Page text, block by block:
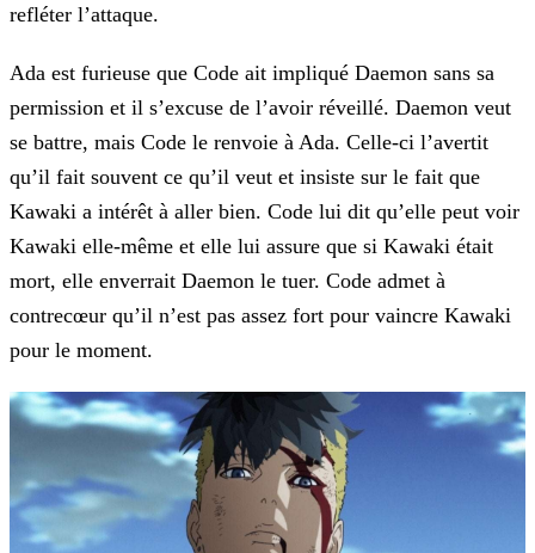
refléter l’attaque.
Ada est furieuse que Code ait impliqué Daemon sans sa
permission et il s’excuse de l’avoir réveillé. Daemon veut
se battre, mais Code le renvoie à Ada. Celle-ci l’avertit
qu’il fait souvent ce qu’il veut et insiste sur le fait que
Kawaki a intérêt à aller bien. Code lui dit qu’elle peut voir
Kawaki elle-même et elle lui assure que si Kawaki était
mort, elle enverrait Daemon le tuer. Code admet à
contrecœur qu’il n’est pas assez fort pour vaincre Kawaki
pour le moment.